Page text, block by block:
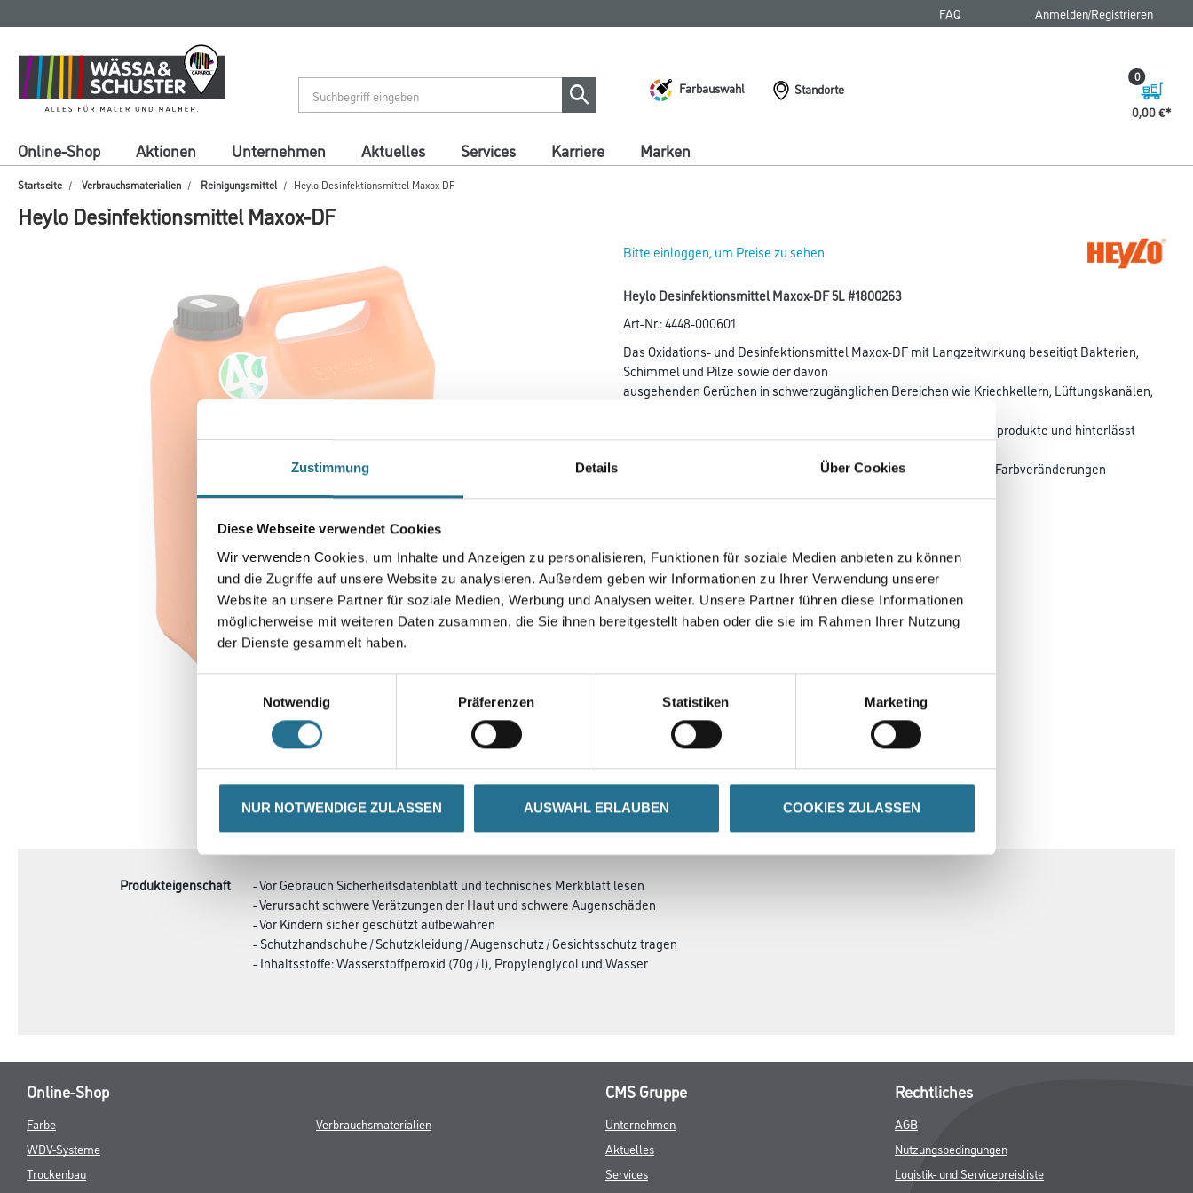
Zustimmung Details Über Cookies
Diese Webseite verwendet Cookies
Wir verwenden Cookies, um Inhalte und Anzeigen zu personalisieren, Funktionen für soziale Medien anbieten zu können
und die Zugriffe auf unsere Website zu analysieren. Außerdem geben wir Informationen zu Ihrer Verwendung unserer
Website an unsere Partner für soziale Medien, Werbung und Analysen weiter. Unsere Partner führen diese Informationen
möglicherweise mit weiteren Daten zusammen, die Sie ihnen bereitgestellt haben oder die sie im Rahmen Ihrer Nutzung
der Dienste gesammelt haben.
Notwendig
Präferenzen Statistiken Marketing
NUR NOTWENDIGE ZULASSEN AUSWAHL ERLAUBEN COOKIES ZULASSEN
springen
springen
FAQ Anmelden/Registrieren
Farbauswahl
Standorte
0,00 €
0
Online-Shop Aktionen Unternehmen Aktuelles Services Karriere Marken
Startseite Verbrauchsmaterialien Reinigungsmittel Heylo Desinfektionsmittel Maxox-DF
Heylo Desinfektionsmittel Maxox-DF
Bitte einloggen, um Preise zu sehen
Heylo Desinfektionsmittel Maxox-DF 5L #1800263
Art-Nr.:4448-000601
Das Oxidations- und Desinfektionsmittel Maxox-DF mit Langzeitwirkung beseitigt Bakterien,
Schimmel und Pilze sowie der davon
ausgehenden Gerüchen in schwerzugänglichen Bereichen wie Kriechkellern, Lüftungskanälen,
Hohlräumen in Wänden. Maxox-DF bildet keine schädlichen Nebenprodukte und hinterlässt
Maxox-DF bleichend. Vor der Anwendung ist unbedingt ein Test auf Farbveränderungen
Produkteigenschaft
- Vor Gebrauch Sicherheitsdatenblatt und technisches Merkblatt lesen
- Verursacht schwere Verätzungen der Haut und schwere Augenschäden
- Vor Kindern sicher geschützt aufbewahren
- Schutzhandschuhe / Schutzkleidung / Augenschutz / Gesichtsschutz tragen
- Inhaltsstoffe: Wasserstoffperoxid (70g / l), Propylenglycol und Wasser
Online-Shop
Farbe
WDV-Systeme
Trockenbau
Verbrauchsmaterialien
CMS Gruppe
Unternehmen
Aktuelles
Services
Rechtliches
AGB
Nutzungsbedingungen
Logistik- und Servicepreisliste